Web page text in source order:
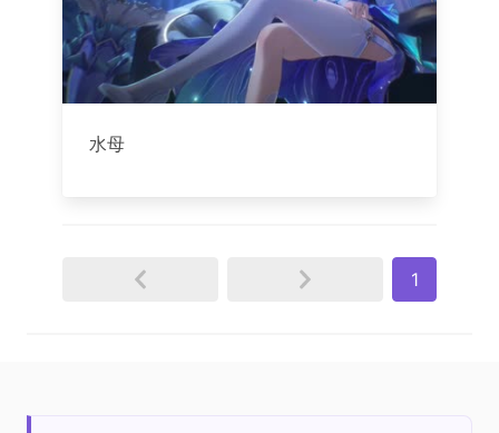
水母
1